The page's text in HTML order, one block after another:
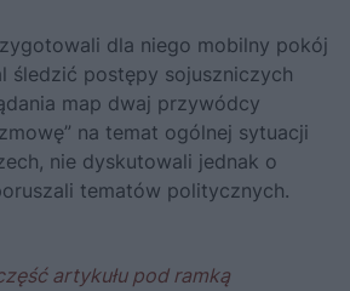
dla niego mobilny pokój
śledzić postępy sojuszniczych
map dwaj przywódcy
na temat ogólnej sytuacji
nie dyskutowali jednak o
tematów politycznych.
artykułu pod ramką